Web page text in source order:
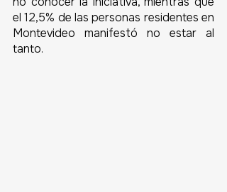
el 12,5% de las personas residentes en
Montevideo manifestó no estar al
tanto.